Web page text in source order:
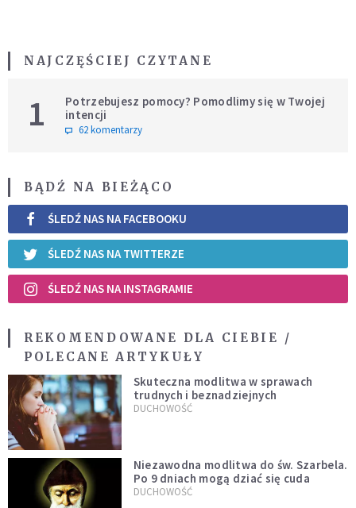
NAJCZĘŚCIEJ CZYTANE
1
Potrzebujesz pomocy? Pomodlimy się w Twojej
intencji
62 komentarzy
BĄDŹ NA BIEŻĄCO
ŚLEDŹ NAS NA FACEBOOKU
ŚLEDŹ NAS NA TWITTERZE
ŚLEDŹ NAS NA INSTAGRAMIE
REKOMENDOWANE DLA CIEBIE /
POLECANE ARTYKUŁY
Skuteczna modlitwa w sprawach
trudnych i beznadziejnych
DUCHOWOŚĆ
Niezawodna modlitwa do św. Szarbela.
Po 9 dniach mogą dziać się cuda
DUCHOWOŚĆ